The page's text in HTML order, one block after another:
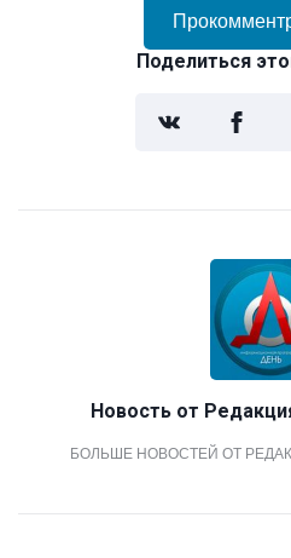
Поделиться
Новость от
БОЛЬШЕ НОВОСТЕЙ ОТ